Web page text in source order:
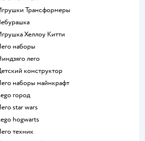
Игрушки Трансформеры
Чебурашка
Игрушка Хеллоу Китти
Лего наборы
Ниндзяго лего
Детский конструктор
Лего наборы майнкрафт
Lego город
Лего star wars
Lego hogwarts
Лего техник